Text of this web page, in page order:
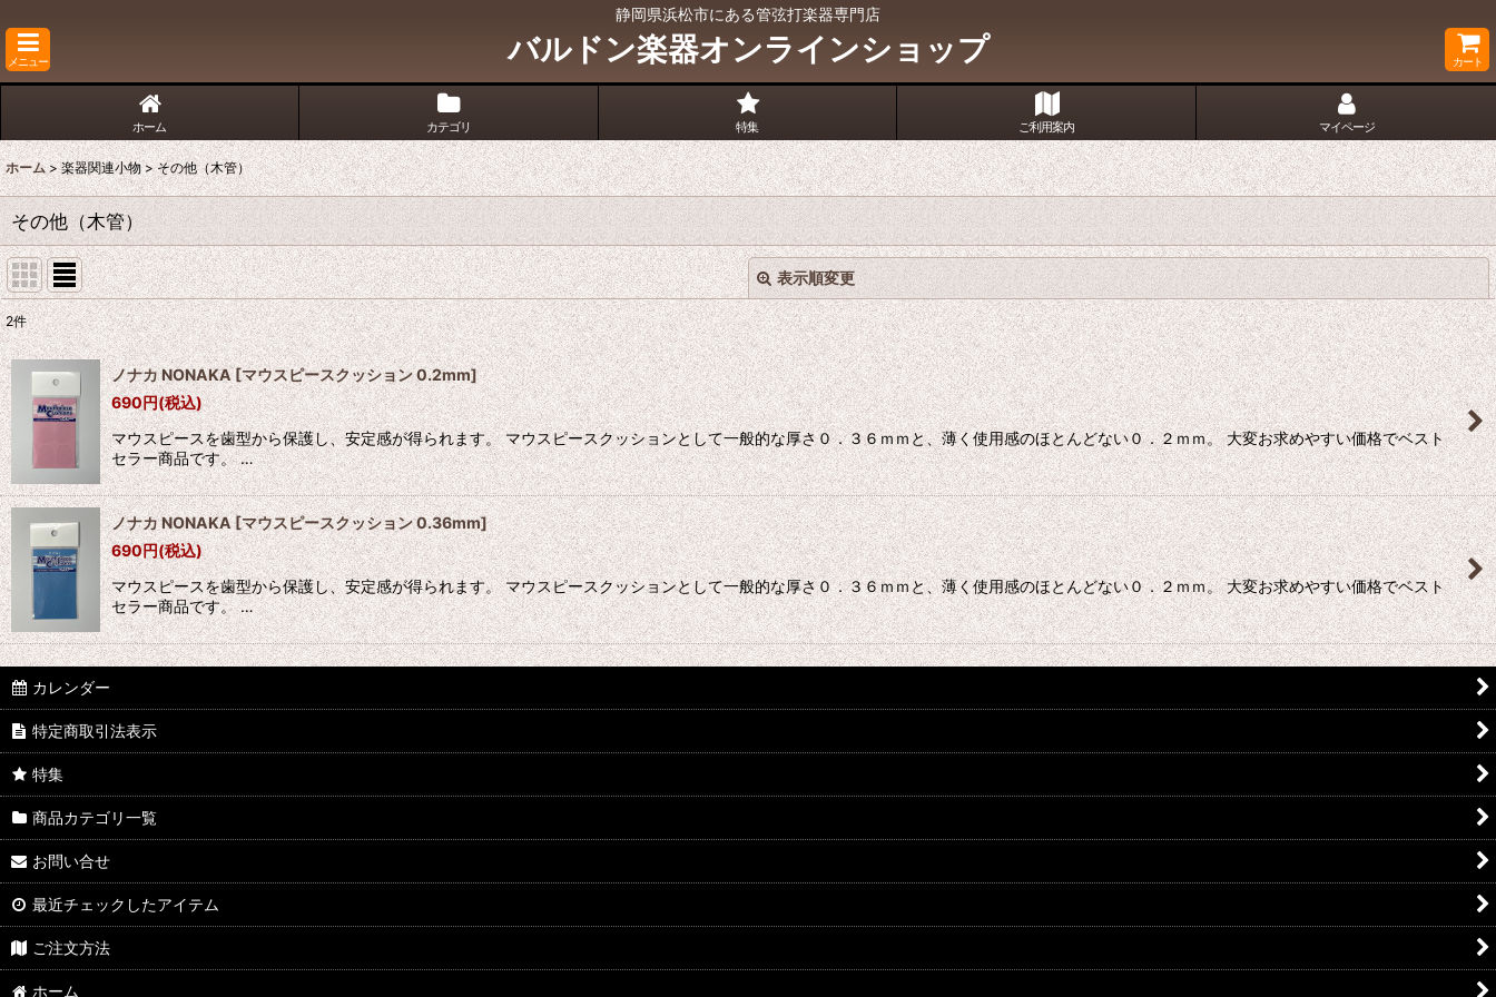
静岡県浜松市にある管弦打楽器専門店
メニュー バルドン楽器オンラインショップ カート
ホーム カテゴリ 特集 ご利用案内 マイページ
ホーム > 楽器関連小物 > その他（木管）
その他（木管）
表示順変更
表示数:
並び順:
絞り込む
閉じる
2件
ノナカ NONAKA[マウスピースクッション 0.2mm]
690円(税込)
マウスピースを歯型から保護し、安定感が得られます。 マウスピースクッションとして一般的な厚さ０．３６ｍｍと、薄く使用感のほとんどない０．２ｍｍ。 大変お求めやすい価格でベスト
セラー商品です。 …
ノナカ NONAKA[マウスピースクッション 0.36mm]
690円(税込)
マウスピースを歯型から保護し、安定感が得られます。 マウスピースクッションとして一般的な厚さ０．３６ｍｍと、薄く使用感のほとんどない０．２ｍｍ。 大変お求めやすい価格でベスト
セラー商品です。 …
カレンダー
特定商取引法表示
特集
商品カテゴリ一覧
お問い合せ
最近チェックしたアイテム
ご注文方法
ホーム